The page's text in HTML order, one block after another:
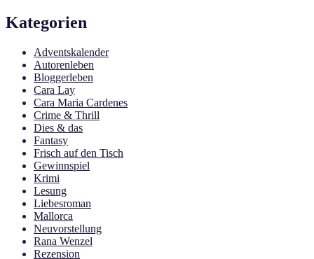
Kategorien
Adventskalender
Autorenleben
Bloggerleben
Cara Lay
Cara Maria Cardenes
Crime & Thrill
Dies & das
Fantasy
Frisch auf den Tisch
Gewinnspiel
Krimi
Lesung
Liebesroman
Mallorca
Neuvorstellung
Rana Wenzel
Rezension